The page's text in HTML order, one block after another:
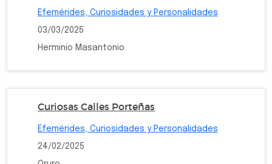
Efemérides, Curiosidades y Personalidades
03/03/2025
Herminio Masantonio
Curiosas Calles Porteñas
Efemérides, Curiosidades y Personalidades
24/02/2025